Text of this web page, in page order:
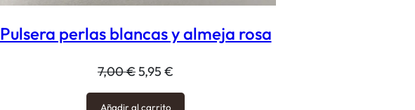
Pulsera perlas blancas y almeja rosa
7,00€El
precio
5,95 €
precio
Añadir al carrito